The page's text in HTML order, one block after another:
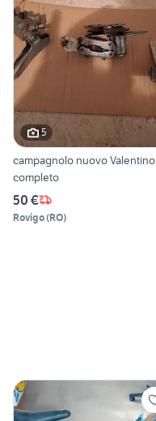
5
campagnolo nuovo Valentino
completo
50 €
Rovigo(RO)